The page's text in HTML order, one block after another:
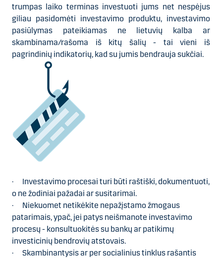
trumpas laiko terminas investuoti jums net nespėjus
giliau pasidomėti investavimo produktu, investavimo
pasiūlymas pateikiamas ne lietuvių kalba ar
skambinama/rašoma iš kitų šalių - tai vieni iš
pagrindinių indikatorių, kad su jumis bendrauja sukčiai.
· Investavimo procesai turi būti raštiški, dokumentuoti,
o ne žodiniai pažadai ar susitarimai.
· Niekuomet netikėkite nepažįstamo žmogaus
patarimais, ypač, jei patys neišmanote investavimo
procesų - konsultuokitės su bankų ar patikimų
investicinių bendrovių atstovais.
· Skambinantysis ar per socialinius tinklus rašantis